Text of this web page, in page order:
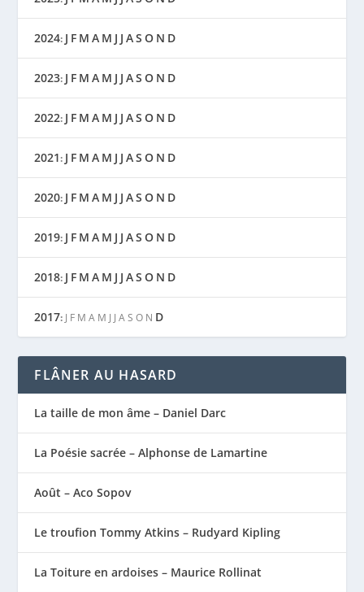
2024: J F M A M J J AS O N D
2023: J F M A M J J AS O N D
2022: J F M A M J J AS O N D
2021: J F M A M J J AS O N D
2020: J F M A M J J AS O N D
2019: J F M A M J J AS O N D
2018: J F M A M J J AS O N D
2017: J F M A M J J A S O N D
FLÂNER AU HASARD
La taille de mon âme – Daniel Darc
La Poésie sacrée – Alphonse de Lamartine
Août – Aco Sopov
Le troufion Tommy Atkins – Rudyard Kipling
La Toiture en ardoises – Maurice Rollinat